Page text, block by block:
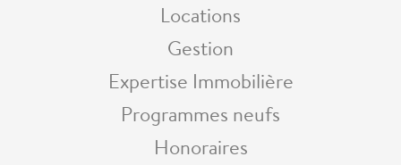
Locations
Gestion
Expertise Immobilière
Programmes neufs
Honoraires